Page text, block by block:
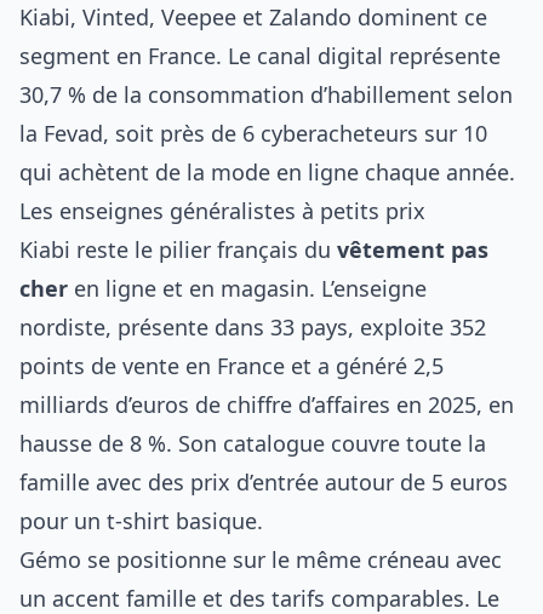
Kiabi, Vinted, Veepee et Zalando dominent ce
segment en France. Le canal digital représente
30,7 % de la consommation d’habillement selon
la Fevad, soit près de 6 cyberacheteurs sur 10
qui achètent de la mode en ligne chaque année.
Les enseignes généralistes à petits prix
Kiabi reste le pilier français du vêtement pas
cher en ligne et en magasin. L’enseigne
nordiste, présente dans 33 pays, exploite 352
points de vente en France et a généré 2,5
milliards d’euros de chiffre d’affaires en 2025, en
hausse de 8 %. Son catalogue couvre toute la
famille avec des prix d’entrée autour de 5 euros
pour un t-shirt basique.
Gémo se positionne sur le même créneau avec
un accent famille et des tarifs comparables. Le